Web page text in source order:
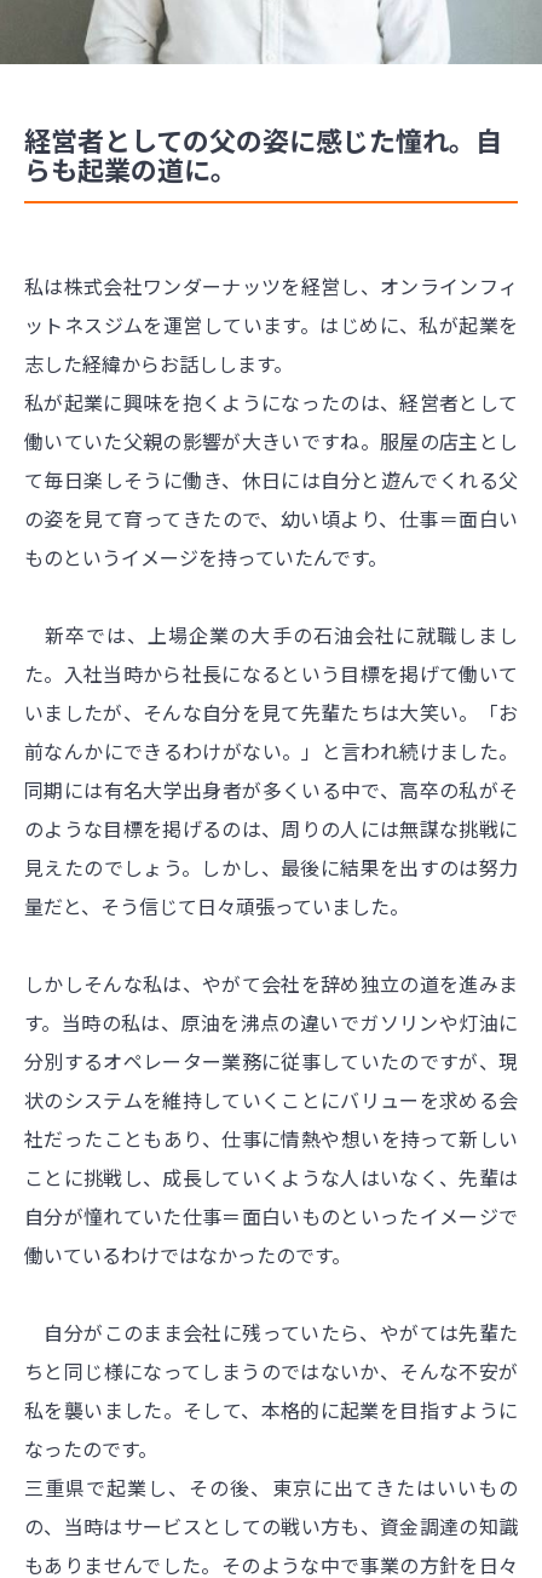
経営者としての父の姿に感じた憧れ。自
らも起業の道に。
私は株式会社ワンダーナッツを経営し、オンラインフィ
ットネスジムを運営しています。はじめに、私が起業を
志した経緯からお話しします。
私が起業に興味を抱くようになったのは、経営者として
働いていた父親の影響が大きいですね。服屋の店主とし
て毎日楽しそうに働き、休日には自分と遊んでくれる父
の姿を見て育ってきたので、幼い頃より、仕事＝面白い
ものというイメージを持っていたんです。
新卒では、上場企業の大手の石油会社に就職しまし
た。入社当時から社長になるという目標を掲げて働いて
いましたが、そんな自分を見て先輩たちは大笑い。「お
前なんかにできるわけがない。」と言われ続けました。
同期には有名大学出身者が多くいる中で、高卒の私がそ
のような目標を掲げるのは、周りの人には無謀な挑戦に
見えたのでしょう。しかし、最後に結果を出すのは努力
量だと、そう信じて日々頑張っていました。
しかしそんな私は、やがて会社を辞め独立の道を進みま
す。当時の私は、原油を沸点の違いでガソリンや灯油に
分別するオペレーター業務に従事していたのですが、現
状のシステムを維持していくことにバリューを求める会
社だったこともあり、仕事に情熱や想いを持って新しい
ことに挑戦し、成長していくような人はいなく、先輩は
自分が憧れていた仕事＝面白いものといったイメージで
働いているわけではなかったのです。
自分がこのまま会社に残っていたら、やがては先輩た
ちと同じ様になってしまうのではないか、そんな不安が
私を襲いました。そして、本格的に起業を目指すように
なったのです。
三重県で起業し、その後、東京に出てきたはいいもの
の、当時はサービスとしての戦い方も、資金調達の知識
もありませんでした。そのような中で事業の方針を日々